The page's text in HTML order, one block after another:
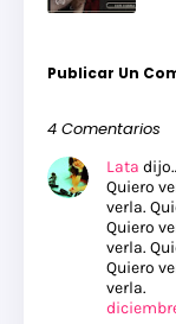
Publicar Un
4 Comentarios
Lata
Quiero
verla.
Quiero
verla.
Quiero
verla.
diciembre